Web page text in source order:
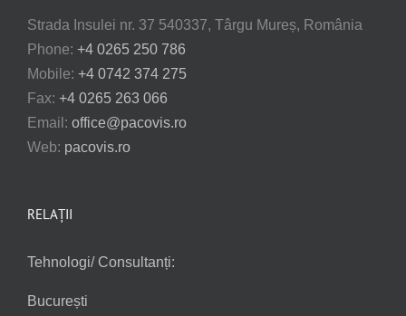
Strada Insulei nr. 37 540337, Târgu Mureș, România
Phone: +4 0265 250 786
Mobile: +4 0742 374 275
Fax: +4 0265 263 066
Email: office@pacovis.ro
Web: pacovis.ro
RELAȚII
Tehnologi/ Consultanți:
București